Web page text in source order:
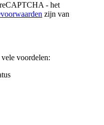
- het
zijn van
voordelen: